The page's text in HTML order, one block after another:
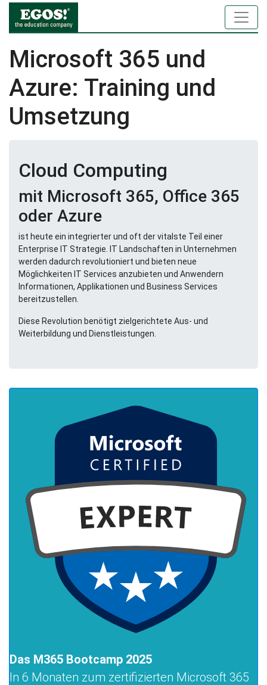
Microsoft 365 und
Azure: Training und
Umsetzung
Cloud Computing
mit Microsoft 365, Office 365
oder Azure
ist heute ein integrierter und oft der vitalste Teil einer
Enterprise IT Strategie. IT Landschaften in Unternehmen
werden dadurch revolutioniert und bieten neue
Möglichkeiten IT Services anzubieten und Anwendern
Informationen, Applikationen und Business Services
bereitzustellen.
Diese Revolution benötigt zielgerichtete Aus- und
Weiterbildung und Dienstleistungen.
Das M365 Bootcamp 2025
In 6 Monaten zum zertifizierten Microsoft 365